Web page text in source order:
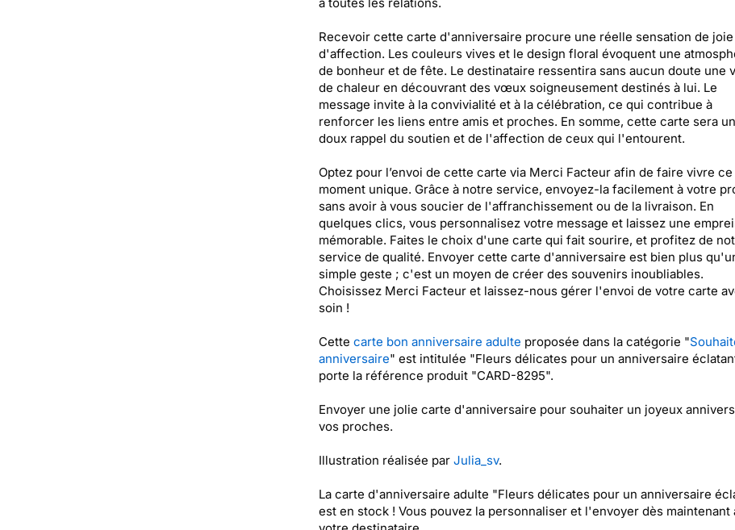
Recevoir cette carte d'anniversaire procure une réelle sensation de
d'affection. Les couleurs vives et le design floral évoquent une
de bonheur et de fête. Le destinataire ressentira sans aucun doute une
de chaleur en découvrant des vœux soigneusement destinés à lui. Le
message invite à la convivialité et à la célébration, ce qui contribue à
renforcer les liens entre amis et proches. En somme, cette carte sera un
doux rappel du soutien et de l'affection de ceux qui l'entourent.
Optez pour l’envoi de cette carte via Merci Facteur afin de faire vivre ce
moment unique. Grâce à notre service, envoyez-la facilement à votre
sans avoir à vous soucier de l'affranchissement ou de la livraison. En
quelques clics, vous personnalisez votre message et laissez une
mémorable. Faites le choix d'une carte qui fait sourire, et profitez de
service de qualité. Envoyer cette carte d'anniversaire est bien plus
simple geste ; c'est un moyen de créer des souvenirs inoubliables.
Choisissez Merci Facteur et laissez-nous gérer l'envoi de votre carte
soin !
Cette carte bon anniversaire adulte proposée dans la catégorie "
anniversaire" est intitulée "Fleurs délicates pour un anniversaire
porte la référence produit "CARD-8295".
Envoyer une jolie carte d'anniversaire pour souhaiter un joyeux
vos proches.
Illustration réalisée par Julia_sv.
La carte d'anniversaire adulte "Fleurs délicates pour un anniversaire
est en stock ! Vous pouvez la personnaliser et l'envoyer dès maintenant